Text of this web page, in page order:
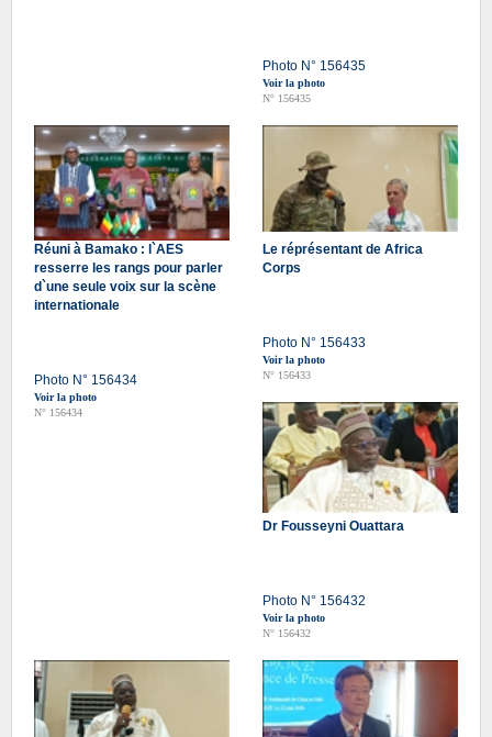
Photo N° 156435
Voir la photo
N° 156435
Réuni à Bamako : l`AES
resserre les rangs pour parler
d`une seule voix sur la scène
internationale
Photo N° 156434
Voir la photo
N° 156434
Le réprésentant de Africa
Corps
Photo N° 156433
Voir la photo
N° 156433
Dr Fousseyni Ouattara
Photo N° 156432
Voir la photo
N° 156432